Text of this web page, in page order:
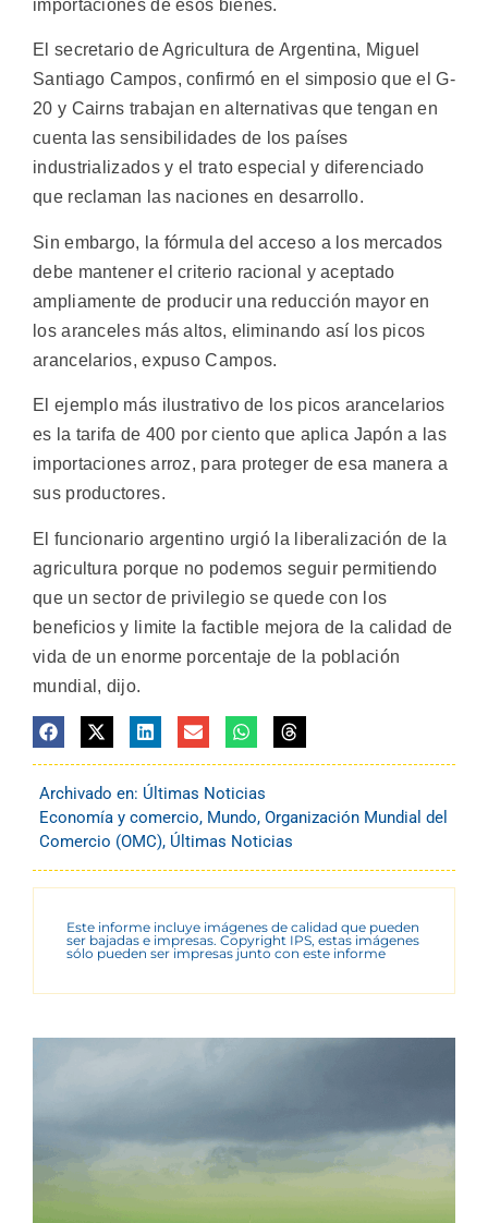
importaciones de esos bienes.
El secretario de Agricultura de Argentina, Miguel
Santiago Campos, confirmó en el simposio que el G-
20 y Cairns trabajan en alternativas que tengan en
cuenta las sensibilidades de los países
industrializados y el trato especial y diferenciado
que reclaman las naciones en desarrollo.
Sin embargo, la fórmula del acceso a los mercados
debe mantener el criterio racional y aceptado
ampliamente de producir una reducción mayor en
los aranceles más altos, eliminando así los picos
arancelarios, expuso Campos.
El ejemplo más ilustrativo de los picos arancelarios
es la tarifa de 400 por ciento que aplica Japón a las
importaciones arroz, para proteger de esa manera a
sus productores.
El funcionario argentino urgió la liberalización de la
agricultura porque no podemos seguir permitiendo
que un sector de privilegio se quede con los
beneficios y limite la factible mejora de la calidad de
vida de un enorme porcentaje de la población
mundial, dijo.
Archivado en: Últimas Noticias
Economía y comercio, Mundo, Organización Mundial del
Comercio (OMC), Últimas Noticias
Este informe incluye imágenes de calidad que pueden
ser bajadas e impresas. Copyright IPS, estas imágenes
sólo pueden ser impresas junto con este informe